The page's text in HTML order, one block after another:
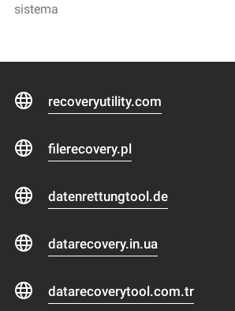
sistema
recoveryutility.com
filerecovery.pl
datenrettungtool.de
datarecovery.in.ua
datarecoverytool.com.tr